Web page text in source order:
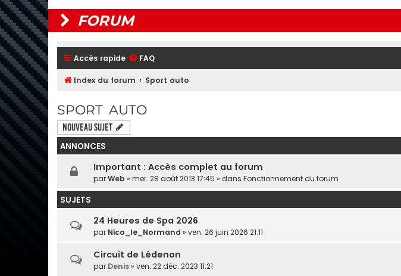
FORUM
Accès rapide FAQ
Index du forum Sport auto
SPORT AUTO
Nouveau sujet
ANNONCES
Important : Accès complet au forum
parWeb » mer. 28 août 2013 17:45 » dans Fonctionnement du forum
SUJETS
24 Heures de Spa 2026
par Nico_le_Normand » ven. 26 juin 2026 21:11
Circuit de Lédenon
par Denis» ven. 22 déc. 2023 11:21